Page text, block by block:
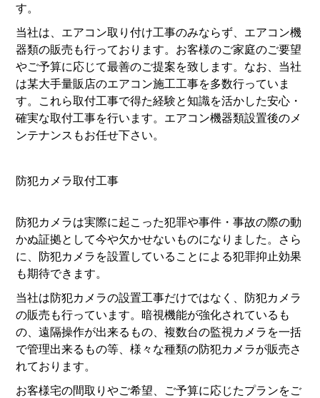
す。
当社は、エアコン取り付け工事のみならず、エアコン機
器類の販売も行っております。お客様のご家庭のご要望
やご予算に応じて最善のご提案を致します。なお、当社
は某大手量販店のエアコン施工工事を多数行っていま
す。これら取付工事で得た経験と知識を活かした安心・
確実な取付工事を行います。エアコン機器類設置後のメ
ンテナンスもお任せ下さい。
防犯カメラ取付工事
防犯カメラは実際に起こった犯罪や事件・事故の際の動
かぬ証拠として今や欠かせないものになりました。さら
に、防犯カメラを設置していることによる犯罪抑止効果
も期待できます。
当社は防犯カメラの設置工事だけではなく、防犯カメラ
の販売も行っています。暗視機能が強化されているも
の、遠隔操作が出来るもの、複数台の監視カメラを一括
で管理出来るもの等、様々な種類の防犯カメラが販売さ
れております。
お客様宅の間取りやご希望、ご予算に応じたプランをご